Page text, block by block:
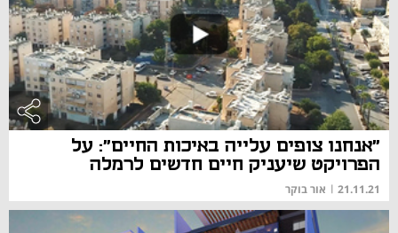
"אנחנו צופים עלייה באיכות החיים": על
הפרויקט שיעניק חיים חדשים לרמלה
21.11.21
| אור בוקר